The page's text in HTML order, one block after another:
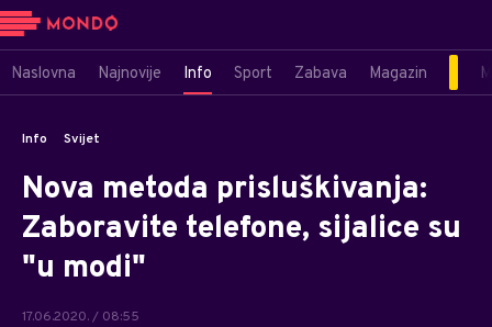
Naslovna Najnovije Info Sport Zabava Magazin
Info Svijet
Nova metoda prisluškivanja:
Zaboravite telefone, sijalice su
"u modi"
17.06.2020. / 08:55